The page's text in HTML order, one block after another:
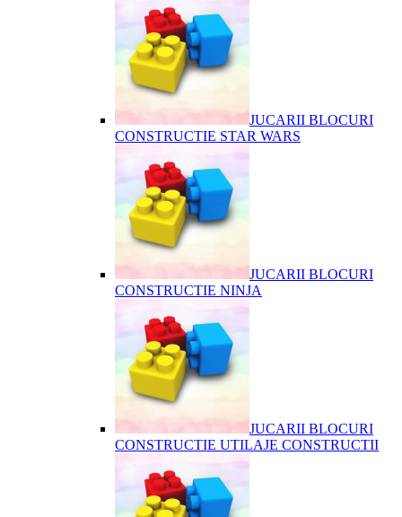
JUCARII BLOCURI
CONSTRUCTIE STAR WARS
JUCARII BLOCURI
CONSTRUCTIE NINJA
JUCARII BLOCURI
CONSTRUCTIE UTILAJE CONSTRUCTII